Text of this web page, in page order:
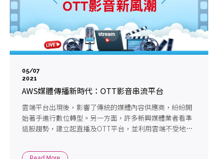
05/07
2021
AWS媒體傳播新時代：OTT影音串流平台
雲端平台出現後，影響了傳統的媒體內容供應商，紛紛開
始著手進行數位轉型。另一方面，許多新興媒體業者看準
這股趨勢，建立起直播及OTT平台，並利用雲端不受地理
的雲端影音商機。博弘雲端將透過系列文章，為您解密如